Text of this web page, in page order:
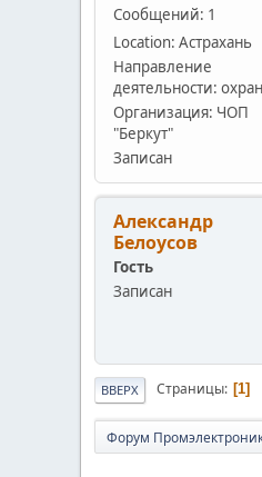
Сообщений: 1
Location: Астрахань
Направление
деятельности:
Организация: ЧОП
"Беркут"
Записан
Александр
Белоусов
Гость
Записан
ВВЕРХ Страницы 1
Форум